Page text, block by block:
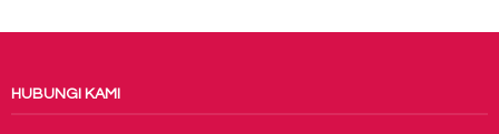
HUBUNGI KAMI